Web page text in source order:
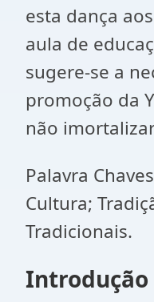
esta dança
aula de
sugere-se a
promoção da
não
Palavra
Cultura;
Tradicionais.
Introdução